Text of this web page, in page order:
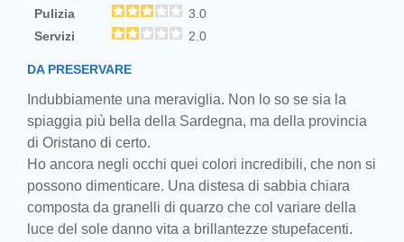
Pulizia
3.0
Servizi
2.0
DA PRESERVARE
Indubbiamente una meraviglia. Non lo so se sia la
spiaggia più bella della Sardegna, ma della provincia
di Oristano di certo.
Ho ancora negli occhi quei colori incredibili, che non si
possono dimenticare. Una distesa di sabbia chiara
composta da granelli di quarzo che col variare della
luce del sole danno vita a brillantezze stupefacenti.